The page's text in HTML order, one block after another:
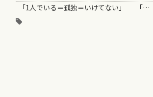
「1人でいる＝孤独＝いけてない」 「仲間とワイワイしてるほうが正解」 そんな空気、なんとなく、、…